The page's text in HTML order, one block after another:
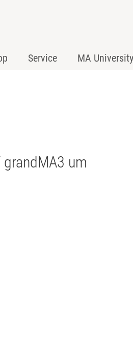
Service MA University
um